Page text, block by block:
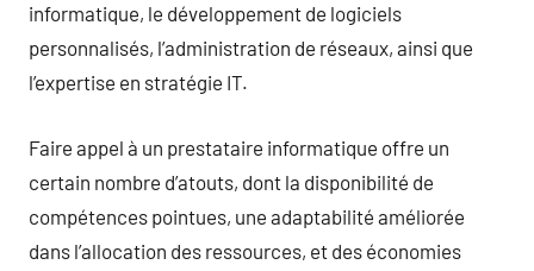
informatique, le développement de logiciels
personnalisés, l’administration de réseaux, ainsi que
l’expertise en stratégie IT.
Faire appel à un prestataire informatique offre un
certain nombre d’atouts, dont la disponibilité de
compétences pointues, une adaptabilité améliorée
dans l’allocation des ressources, et des économies